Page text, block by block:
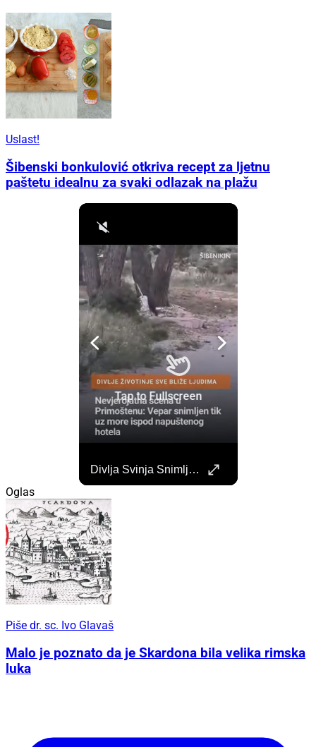
Uslast!
Šibenski bonkulović otkriva recept za ljetnu
paštetu idealnu za svaki odlazak na plažu
Divlja Svinja Snimljena Uz More U Primoštenu
Oglas
Piše dr. sc. Ivo Glavaš
Malo je poznato da je Skardona bila velika rimska
luka